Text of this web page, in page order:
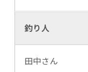
釣り人
田中さん